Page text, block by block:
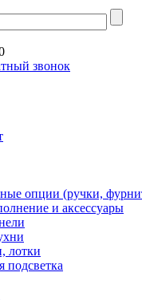
звонок
опции (ручки,
и аксессуары
лотки
подсветка